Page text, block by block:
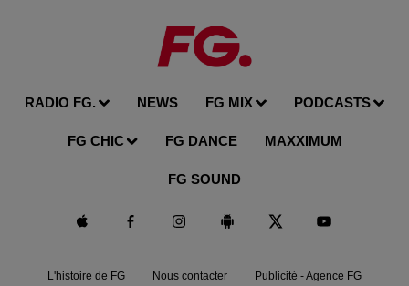
RADIO FG. NEWS FG MIX PODCASTS
FG CHIC FG DANCE MAXXIMUM
FG SOUND
L'histoire de FG Nous contacter Publicité - Agence FG